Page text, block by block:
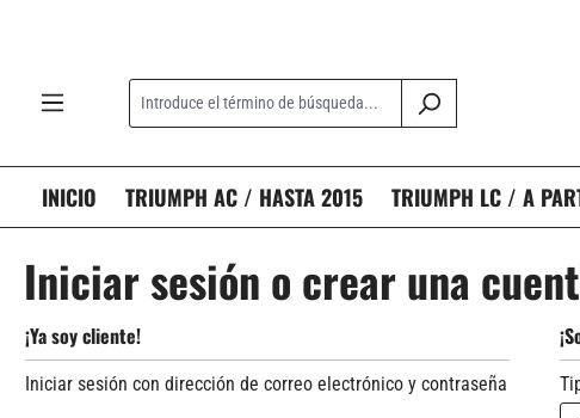
INICIO TRIUMPH AC / HASTA 2015 TRIUMPH LC / A
Iniciar sesión o crear una
¡Ya soy cliente!
Iniciar sesión con dirección de correo electrónico y contraseña